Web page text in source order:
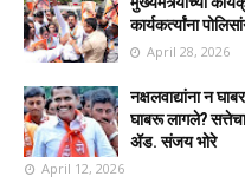
कार्यकर्त्यांना
April 28, 2026
नक्षलवाद्यांना न
घाबरू लागले?
ॲड. संजय भोरे
April 12, 2026